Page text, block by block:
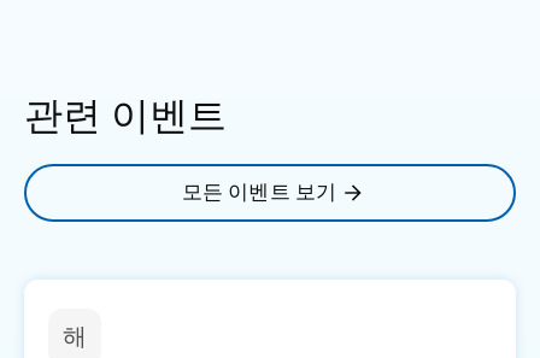
관련 이벤트
모든 이벤트 보기
해